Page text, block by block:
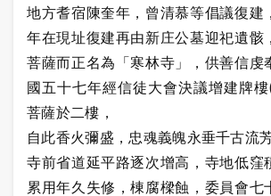
地方耆宿陳奎年，曾清慕等倡議復建
年在現址復建再由新庄公墓迎祀遺骸
菩薩而正名為「寒林寺」，供善信虔
國五十七年經信徒大會決議增建牌樓
菩薩於二樓，
自此香火彌盛，忠魂義魄永垂千古流
寺前省道延平路逐次增高，寺地低窪
累用年久失修，棟腐樑蝕，委員會七